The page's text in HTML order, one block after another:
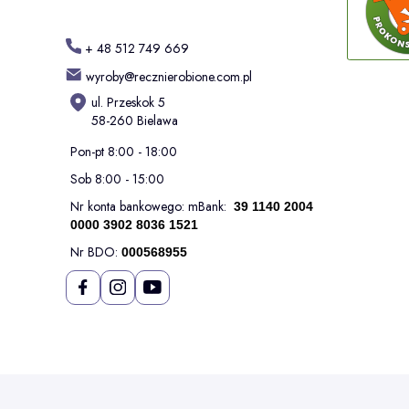
+ 48 512 749 669
wyroby@recznierobione.com.pl
ul. Przeskok 5
58-260 Bielawa
Pon-pt 8:00 - 18:00
Sob 8:00 - 15:00
Nr konta bankowego: mBank: 39 1140 2004
0000 3902 8036 1521
Nr BDO: 000568955